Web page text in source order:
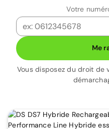
Votre
Me
Vous disposez du droit de